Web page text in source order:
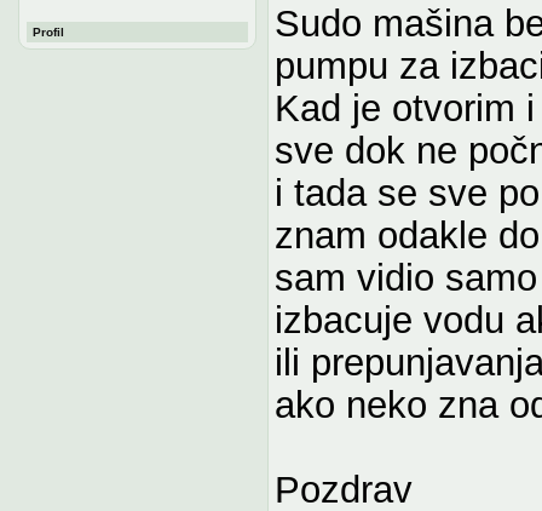
Profil
Sudo mašina
pumpu za
Kad je otvorim
sve dok ne
i tada se sve
znam odakle
sam vidio
izbacuje vodu
ili
ako neko zna
Pozdrav